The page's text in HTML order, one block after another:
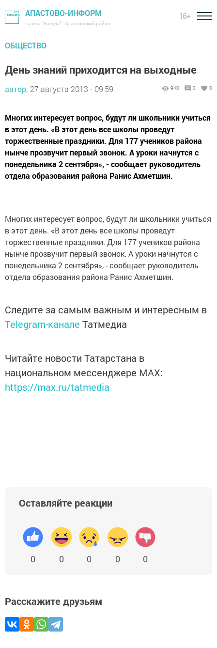
АПАСТОВО-ИНФОРМ
Газета "Звезда" - Апастовский район
16+
ОБЩЕСТВО
День знаний приходится на выходные
автор, 27 августа 2013 - 09:59 940 0 0
Многих интересует вопрос, будут ли школьники учиться
в этот день. «В этот день все школы проведут
торжественные праздники. Для 177 учеников района
нынче прозвучит первый звонок. А уроки начнутся с
понедельника 2 сентября», - сообщает руководитель
отдела образования района Ранис Ахметшин.
Многих интересует вопрос, будут ли школьники учиться
в этот день. «В этот день все школы проведут
торжественные праздники. Для 177 учеников района
нынче прозвучит первый звонок. А уроки начнутся с
понедельника 2 сентября», - сообщает руководитель
отдела образования района Ранис Ахметшин.
Следите за самым важным и интересным в
Telegram-канале Татмедиа
Читайте новости Татарстана в
национальном мессенджере MАХ:
https://max.ru/tatmedia
Оставляйте реакции
0 0 0 0 0
Расскажите друзьям